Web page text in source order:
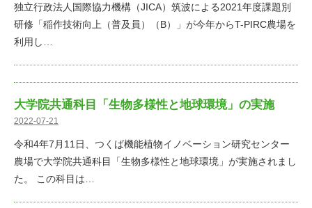
独立行政法人国際協力機構（JICA）筑波による2021年度課題別
研修「稲作技術向上（普及員）（B）」が今年からT-PIRC農場を
利用し…
大学院共通科目「生物多様性と地球環境」の実施
2022-07-21
令和4年7月11日、つくば機能植物イノベーション研究センター
農場で大学院共通科目「生物多様性と地球環境」が実施されまし
た。 この科目は…